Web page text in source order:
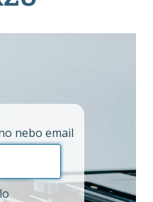
nebo email